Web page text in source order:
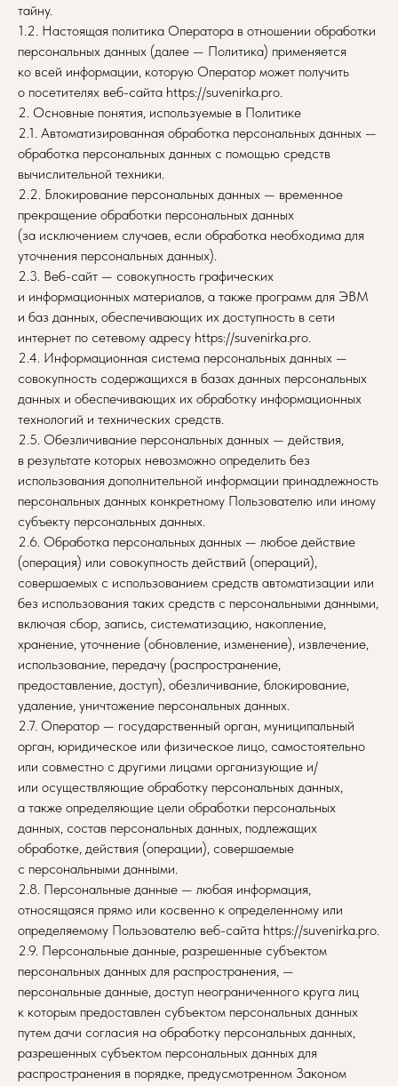
тайну.
1.2. Настоящая политика Оператора в отношении обработки
персональных данных (далее — Политика) применяется
ко всей информации, которую Оператор может получить
о посетителях веб-сайта https://suvenirka.pro.
2. Основные понятия, используемые в Политике
2.1. Автоматизированная обработка персональных данных —
обработка персональных данных с помощью средств
вычислительной техники.
2.2. Блокирование персональных данных — временное
прекращение обработки персональных данных
(за исключением случаев, если обработка необходима для
уточнения персональных данных).
2.3. Веб-сайт — совокупность графических
и информационных материалов, а также программ для ЭВМ
и баз данных, обеспечивающих их доступность в сети
интернет по сетевому адресу https://suvenirka.pro.
2.4. Информационная система персональных данных —
совокупность содержащихся в базах данных персональных
данных и обеспечивающих их обработку информационных
технологий и технических средств.
2.5. Обезличивание персональных данных — действия,
в результате которых невозможно определить без
использования дополнительной информации принадлежность
персональных данных конкретному Пользователю или иному
субъекту персональных данных.
2.6. Обработка персональных данных — любое действие
(операция) или совокупность действий (операций),
совершаемых с использованием средств автоматизации или
без использования таких средств с персональными данными,
включая сбор, запись, систематизацию, накопление,
хранение, уточнение (обновление, изменение), извлечение,
использование, передачу (распространение,
предоставление, доступ), обезличивание, блокирование,
удаление, уничтожение персональных данных.
2.7. Оператор — государственный орган, муниципальный
орган, юридическое или физическое лицо, самостоятельно
или совместно с другими лицами организующие и/
или осуществляющие обработку персональных данных,
а также определяющие цели обработки персональных
данных, состав персональных данных, подлежащих
обработке, действия (операции), совершаемые
с персональными данными.
2.8. Персональные данные — любая информация,
относящаяся прямо или косвенно к определенному или
определяемому Пользователю веб-сайта https://suvenirka.pro.
2.9. Персональные данные, разрешенные субъектом
персональных данных для распространения, —
персональные данные, доступ неограниченного круга лиц
к которым предоставлен субъектом персональных данных
путем дачи согласия на обработку персональных данных,
разрешенных субъектом персональных данных для
распространения в порядке, предусмотренном Законом